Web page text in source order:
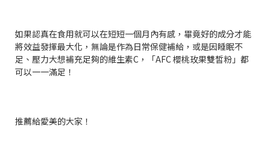
如果認真在食用就可以在短短一個月內有感，畢竟好的成分才能
將效益發揮最大化，無論是作為日常保健補給，或是因睡眠不
足、壓力大想補充足夠的維生素C ，「AFC櫻桃玫果雙皙粉」都
可以一一滿足！
推薦給愛美的大家！